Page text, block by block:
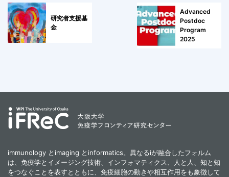
研究者支援基
金
Advanced
Postdoc
Program
2025
immunology とimaging とinformatics。異なるiが融合したフォルム
は、免疫学とイメージング技術、インフォマティクス、人と人、知と知
をつなぐことを表すとともに、免疫細胞の動きや相互作用をも象徴して